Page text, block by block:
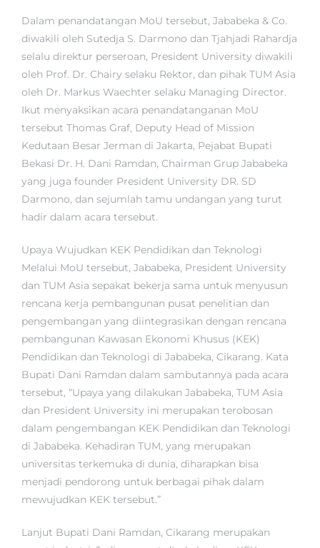
Dalam penandatangan MoU tersebut, Jababeka & Co.
diwakili oleh Sutedja S. Darmono dan Tjahjadi Rahardja
selalu direktur perseroan, President University diwakili
oleh Prof. Dr. Chairy selaku Rektor, dan pihak TUM Asia
oleh Dr. Markus Waechter selaku Managing Director.
Ikut menyaksikan acara penandatanganan MoU
tersebut Thomas Graf, Deputy Head of Mission
Kedutaan Besar Jerman di Jakarta, Pejabat Bupati
Bekasi Dr. H. Dani Ramdan, Chairman Grup Jababeka
yang juga founder President University DR. SD
Darmono, dan sejumlah tamu undangan yang turut
hadir dalam acara tersebut.
Upaya Wujudkan KEK Pendidikan dan Teknologi
Melalui MoU tersebut, Jababeka, President University
dan TUM Asia sepakat bekerja sama untuk menyusun
rencana kerja pembangunan pusat penelitian dan
pengembangan yang diintegrasikan dengan rencana
pembangunan Kawasan Ekonomi Khusus (KEK)
Pendidikan dan Teknologi di Jababeka, Cikarang. Kata
Bupati Dani Ramdan dalam sambutannya pada acara
tersebut, “Upaya yang dilakukan Jababeka, TUM Asia
dan President University ini merupakan terobosan
dalam pengembangan KEK Pendidikan dan Teknologi
di Jababeka. Kehadiran TUM, yang merupakan
universitas terkemuka di dunia, diharapkan bisa
menjadi pendorong untuk berbagai pihak dalam
mewujudkan KEK tersebut.”
Lanjut Bupati Dani Ramdan, Cikarang merupakan